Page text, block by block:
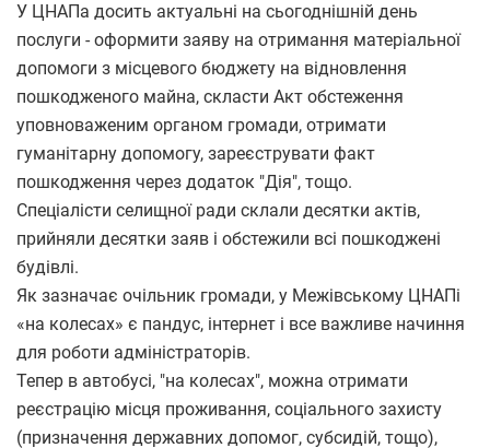
У ЦНАПа досить актуальні на сьогоднішній день
послуги - оформити заяву на отримання матеріальної
допомоги з місцевого бюджету на відновлення
пошкодженого майна, скласти Акт обстеження
уповноваженим органом громади, отримати
гуманітарну допомогу, зареєструвати факт
пошкодження через додаток "Дія", тощо.
Спеціалісти селищної ради склали десятки актів,
прийняли десятки заяв і обстежили всі пошкоджені
будівлі.
Як зазначає очільник громади, у Межівському ЦНАПі
«на колесах» є пандус, інтернет і все важливе начиння
для роботи адміністраторів.
Тепер в автобусі, "на колесах", можна отримати
реєстрацію місця проживання, соціального захисту
(призначення державних допомог, субсидій, тощо),